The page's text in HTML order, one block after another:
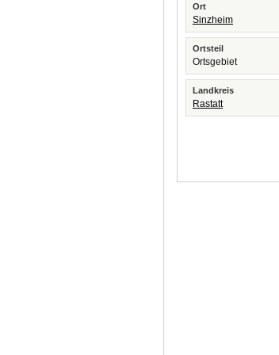
Ort
Sinzheim
Ortsteil
Ortsgebiet
Landkreis
Rastatt